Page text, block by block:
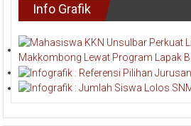
Info Grafik